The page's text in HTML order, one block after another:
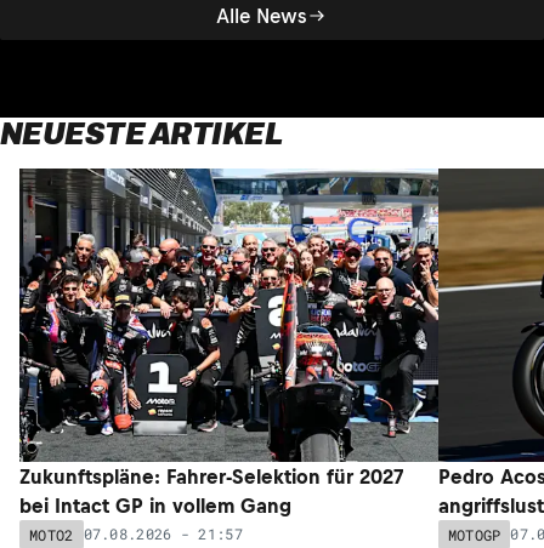
Alle News
NEUESTE ARTIKEL
Zukunftspläne: Fahrer-Selektion für 2027
bei Intact GP in vollem Gang
MOTO2 07.08.2026 - 21:57
Pedro
MOTOGP